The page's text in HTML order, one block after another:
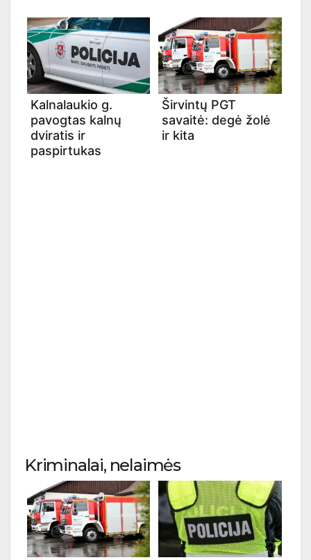
Kalnalaukio g.
pavogtas kalnų
dviratis ir
paspirtukas
Širvintų PGT
savaitė: degė žolė
ir kita
Kriminalai, nelaimės